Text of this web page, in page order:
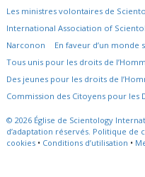
Les ministres volontaires de
International Association of
Narconon
En faveur d’un monde
Tous unis pour les droits de
Des jeunes pour les droits de
Commission des Citoyens pour les
© 2026 Église de Scientology
d’adaptation réservés. Politique de
cookies • Conditions d’utilisation •